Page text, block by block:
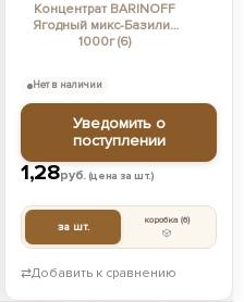
Концентрат BARINOFF
Ягодный микс-Базилик
1000г (6)
1,28руб.(цена за шт.)
за шт. коробка(6)
Нет в наличии
Уведомить о
поступлении
⇄Добавить к сравнению